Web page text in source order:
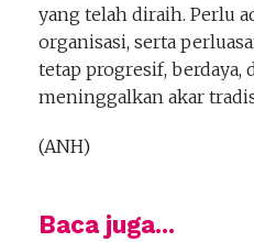
yang telah diraih. Perlu
organisasi, serta
tetap progresif, berdaya,
meninggalkan akar
(ANH)
Baca juga...